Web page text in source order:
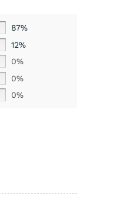
87%
12%
0%
0%
0%